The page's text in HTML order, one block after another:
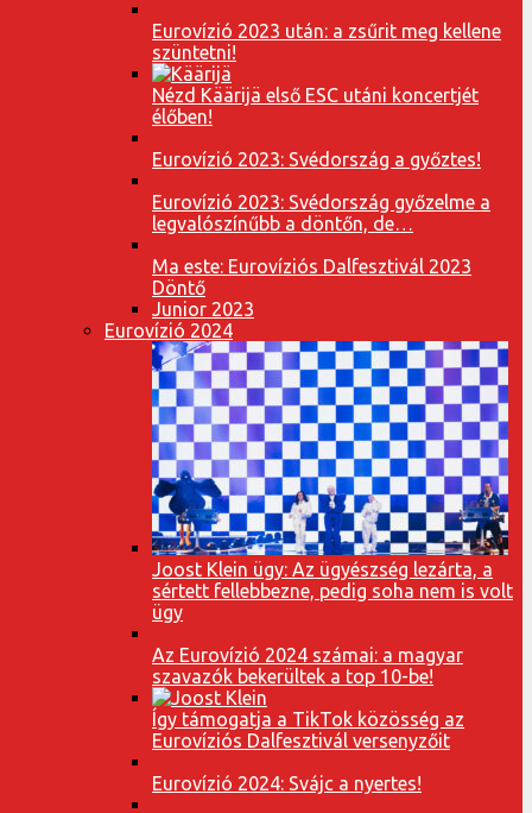
Eurovízió 2023 után: a zsűrit meg kellene
szüntetni!
Nézd Käärijä első ESC utáni koncertjét
élőben!
Eurovízió 2023: Svédország a győztes!
Eurovízió 2023: Svédország győzelme a
legvalószínűbb a döntőn, de…
Ma este: Eurovíziós Dalfesztivál 2023
Döntő
Junior 2023
Eurovízió 2024
Joost Klein ügy: Az ügyészség lezárta, a
sértett fellebbezne, pedig soha nem is volt
ügy
Az Eurovízió 2024 számai: a magyar
szavazók bekerültek a top 10-be!
Így támogatja a TikTok közösség az
Eurovíziós Dalfesztivál versenyzőit
Eurovízió 2024: Svájc a nyertes!